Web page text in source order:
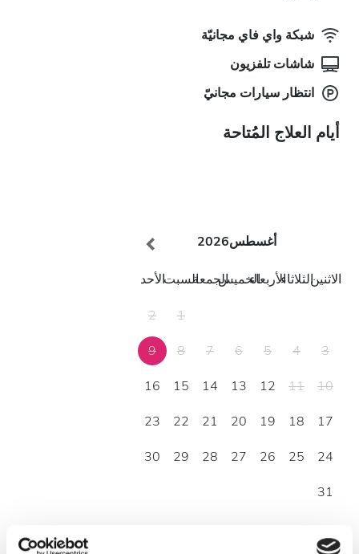
شبكة واي فاي مجانيّة
شاشات تلفزيون
انتظار سيارات مجانيّ
أيام العلاج المُتاحة
أغسطس2026
الاثنينالثلاثاءالأربعاءالخميسالجمعةالسبتالأحد
1
2
3
4
5
6
7
8
9
10
11
12
13
14
15
16
17
18
19
20
21
22
23
24
25
26
27
28
29
30
31
ساعات العمل